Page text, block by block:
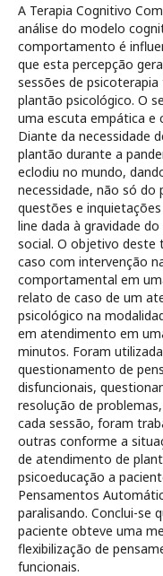
A Terapia Cognitivo
análise do modelo
comportamento é
que esta percepção
sessões de
plantão psicológico. O
uma escuta empática e
Diante da necessidade
plantão durante a
eclodiu no mundo,
necessidade, não só do
questões e
line dada à gravidade
social. O objetivo deste
caso com intervenção
comportamental em
relato de caso de um
psicológico na
em atendimento em
minutos. Foram
questionamento de
disfuncionais,
resolução de
cada sessão, foram
outras conforme a
de atendimento de
psicoeducação a
Pensamentos
paralisando. Conclui-se
paciente obteve uma
flexibilização de
funcionais.